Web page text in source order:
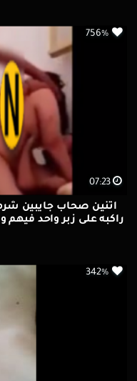
07:23
756%
اتنين صحاب جايبين
راكبه على زبر واحد
342%